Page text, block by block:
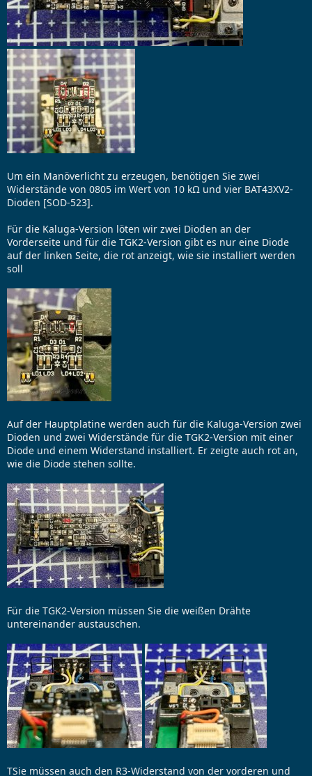
Um ein Manöverlicht zu erzeugen, benötigen Sie zwei
Widerstände von 0805 im Wert von 10 kΩ und vier BAT43XV2-
Dioden [SOD-523].
Für die Kaluga-Version löten wir zwei Dioden an der
Vorderseite und für die TGK2-Version gibt es nur eine Diode
auf der linken Seite, die rot anzeigt, wie sie installiert werden
soll
Auf der Hauptplatine werden auch für die Kaluga-Version zwei
Dioden und zwei Widerstände für die TGK2-Version mit einer
Diode und einem Widerstand installiert. Er zeigte auch rot an,
wie die Diode stehen sollte.
Für die TGK2-Version müssen Sie die weißen Drähte
untereinander austauschen.
ТSie müssen auch den R3-Widerstand von der vorderen und